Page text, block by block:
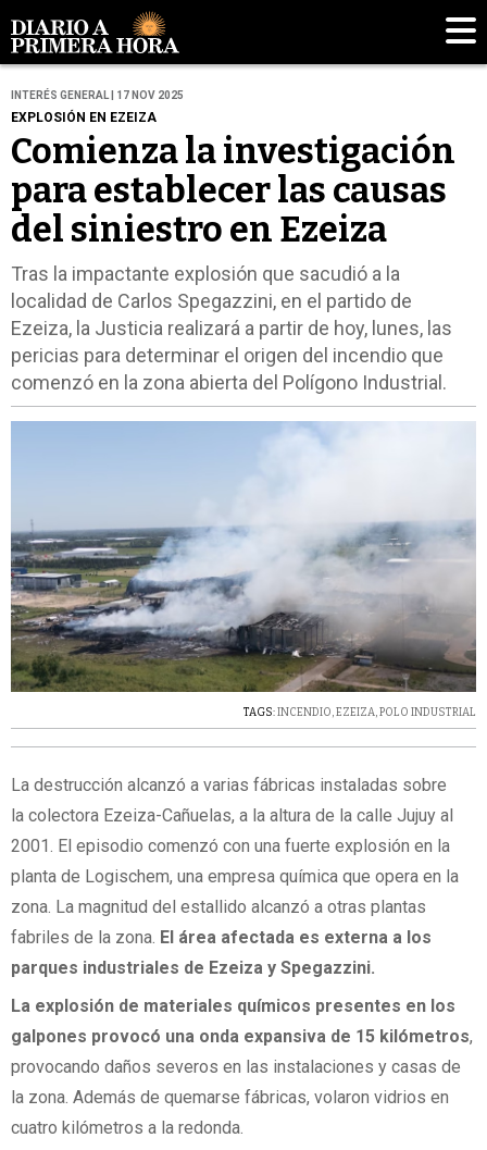
INTERÉS GENERAL | 17 NOV 2025
EXPLOSIÓN EN EZEIZA
Comienza la investigación
para establecer las causas
del siniestro en Ezeiza
Tras la impactante explosión que sacudió a la
localidad de Carlos Spegazzini, en el partido de
Ezeiza, la Justicia realizará a partir de hoy, lunes, las
pericias para determinar el origen del incendio que
comenzó en la zona abierta del Polígono Industrial.
TAGS:INCENDIO,EZEIZA,POLO INDUSTRIAL
La destrucción alcanzó a varias fábricas instaladas sobre
la colectora Ezeiza-Cañuelas, a la altura de la calle Jujuy al
2001. El episodio comenzó con una fuerte explosión en la
planta de Logischem, una empresa química que opera en la
zona. La magnitud del estallido alcanzó a otras plantas
fabriles de la zona. El área afectada es externa a los
parques industriales de Ezeiza y Spegazzini.
La explosión de materiales químicos presentes en los
galpones provocó una onda expansiva de 15 kilómetros,
provocando daños severos en las instalaciones y casas de
la zona. Además de quemarse fábricas, volaron vidrios en
cuatro kilómetros a la redonda.